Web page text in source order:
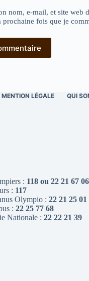
nom, e-mail, et site web
fois que je
MENTION LÉGALE QUI
: 118 ou 22 21 67 06
: 117
Olympio : 22 21 25 01
: 22 25 77 68
Nationale : 22 22 21 39